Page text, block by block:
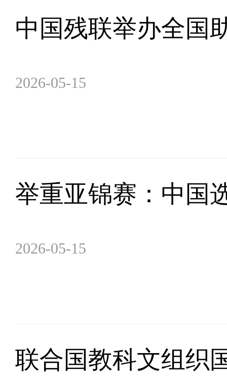
中国残联举办全国
2026-05-15
举重亚锦赛：中国
2026-05-15
联合国教科文组织